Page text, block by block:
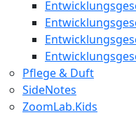
Pflege & Duft
SideNotes
ZoomLab.Kids